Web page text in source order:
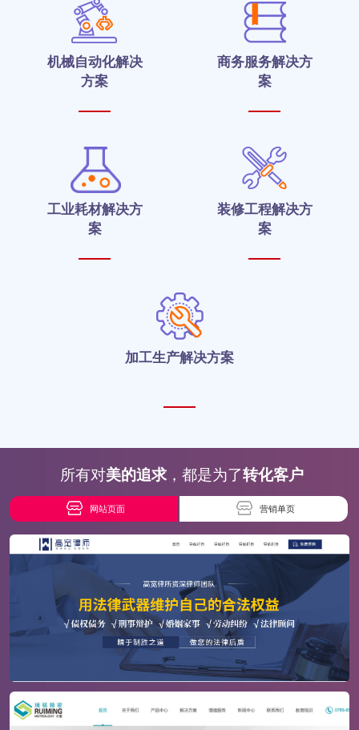
机械自动化解决
方案
商务服务解决方
案
工业耗材解决方
案
装修工程解决方
案
加工生产解决方案
所有对美的追求 ，都是为了转化客户
网站页面 营销单页